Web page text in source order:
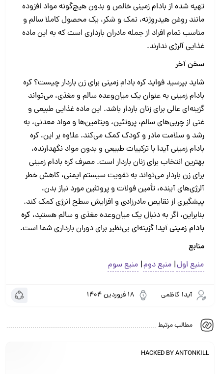
تهیه شده از بادام زمینی خالص و بدون هیچ‌گونه مواد افزوده
مانند روغن هیدروژنه، نمک و شکر، یک محصول کاملا سالم و
مناسب تمام افراد از جمله مادران بارداری است که به این ماده
غذایی آلرژی ندارند.
سخن آخر
شاید بپرسید فواید کره بادام زمینی برای زن باردار چیست؟ کره
بادام زمینی به عنوان یک میان‌وعده سالم و مغذی، می‌تواند
گزینه‌ای عالی برای زنان باردار باشد. این ماده غذایی طبیعی و
غنی از چربی‌های سالم، پروتئین، ویتامین‌ها و مواد معدنی، به
رشد و سلامت مادر و کودک کمک می‌کند. علاوه بر این، کره
بادام زمینی آیدا با ترکیبات طبیعی و بدون مواد نگهدارنده،
بهترین انتخاب برای زنان باردار است. مصرف کره بادام زمینی
برای زن باردار می‌تواند به تقویت سیستم ایمنی، کاهش خطر
آلرژی‌های آینده، تأمین فولات و پروتئین مورد نیاز بدن،
پیشگیری از نقایص مادرزادی و افزایش سطح انرژی کمک کند.
بنابراین، اگر به دنبال یک میان‌وعده مغذی و سالم هستید، کره
بادام زمینی آیدا گزینه‌ای بی‌نظیر برای دوران بارداری شما است.
منابع
منبع اول| منبع دوم| منبع سوم
آیدا کاظمی 18 فروردین 1404
مطالب مرتبط
HACKED BY ANTONKILL